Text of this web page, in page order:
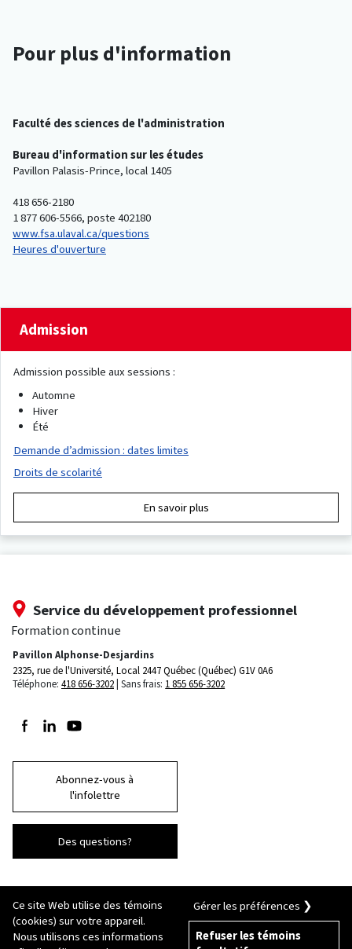
Pour plus d'information
Faculté des sciences de l'administration
Bureau d'information sur les études
Pavillon Palasis-Prince, local 1405
418 656-2180
1 877 606-5566, poste 402180
www.fsa.ulaval.ca/questions
Heures d'ouverture
Admission
Admission possible aux sessions :
Automne
Hiver
Été
Demande d’admission : dates limites
Droits de scolarité
En savoir plus
Service du développement professionnel
Formation continue
Pavillon Alphonse-Desjardins
2325, rue de l'Université, Local 2447Québec (Québec) G1V 0A6
Téléphone: 418 656-3202 Sans frais: 1 855 656-3202
Suivez-nous sur Facebook
Suivez-nous sur LinkedIn
Suivez-nous sur Youtube
Abonnez-vous à
l'infolettre
Des questions?
Ce site Web utilise des témoins
(cookies) sur votre appareil.
Nous utilisons ces informations
Gérer les préférences ❯
Refuser les témoins